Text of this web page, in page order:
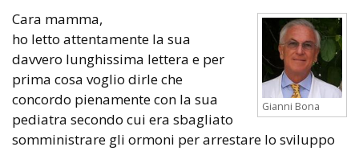
Gianni Bona
Cara mamma,
ho letto attentamente la sua
davvero lunghissima lettera e per
prima cosa voglio dirle che
concordo pienamente con la sua
pediatra secondo cui era sbagliato
somministrare gli ormoni per arrestare lo sviluppo